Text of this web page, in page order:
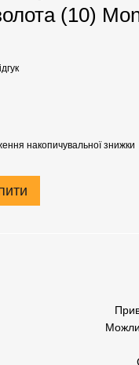
(10)
накопичувальної знижки